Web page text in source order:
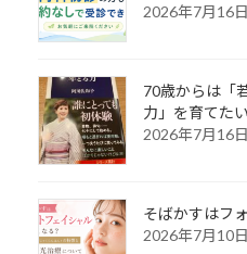
2026年7月16日
70歳からは「
力」を育てたい
2026年7月16日
そばかすはフ
2026年7月10日